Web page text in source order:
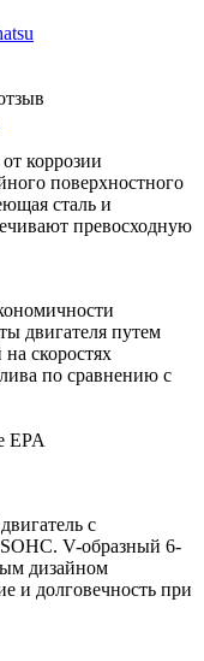
коррозии
поверхностного
сталь и
превосходную
двигателя путем
скоростях
по сравнению с
EPA
с
V-образный 6-
дизайном
и долговечность при